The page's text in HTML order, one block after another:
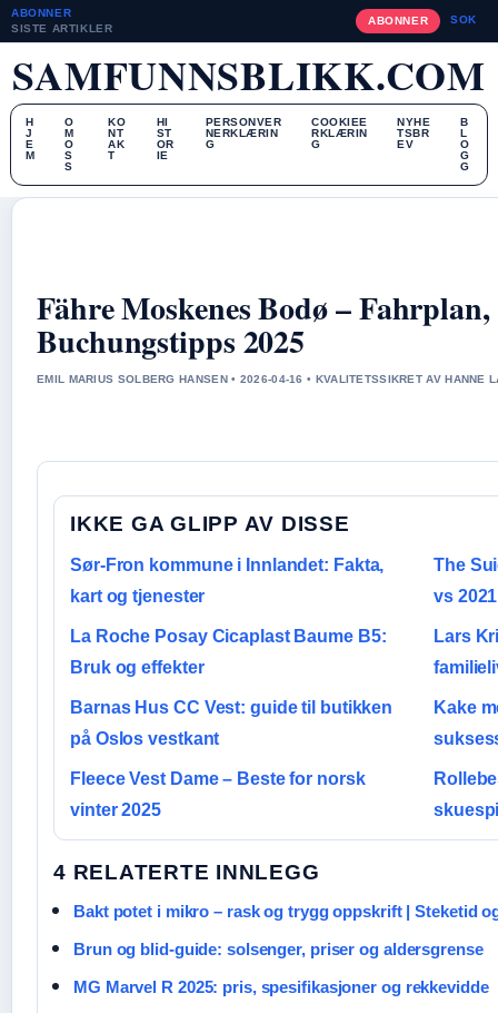
ABONNER
SISTE ARTIKLER
ABONNER SOK
SAMFUNNSBLIKK.COM
H
J
E
M
O
M
O
S
S
KO
NT
AK
T
HI
ST
OR
IE
PERSONVER
NERKLÆRIN
G
COOKIEE
RKLÆRIN
G
NYHE
TSBR
EV
B
L
O
G
G
Fähre Moskenes Bodø –
Buchungstipps 2025
EMIL MARIUS SOLBERG HANSEN • 2026-04-16 • KVALITETSSIKRET AV HANNE
IKKE GA GLIPP AV DISSE
Sør-Fron kommune i Innlandet: Fakta,
kart og tjenester
The
vs
La Roche Posay Cicaplast Baume B5:
Bruk og effekter
Lars
Barnas Hus CC Vest: guide til butikken
på Oslos vestkant
Kake
Fleece Vest Dame – Beste for norsk
vinter 2025
4 RELATERTE INNLEGG
Bakt potet i mikro – rask og trygg oppskrift | Steketid
Brun og blid-guide: solsenger, priser og aldersgrense
MG Marvel R 2025: pris, spesifikasjoner og rekkevidde